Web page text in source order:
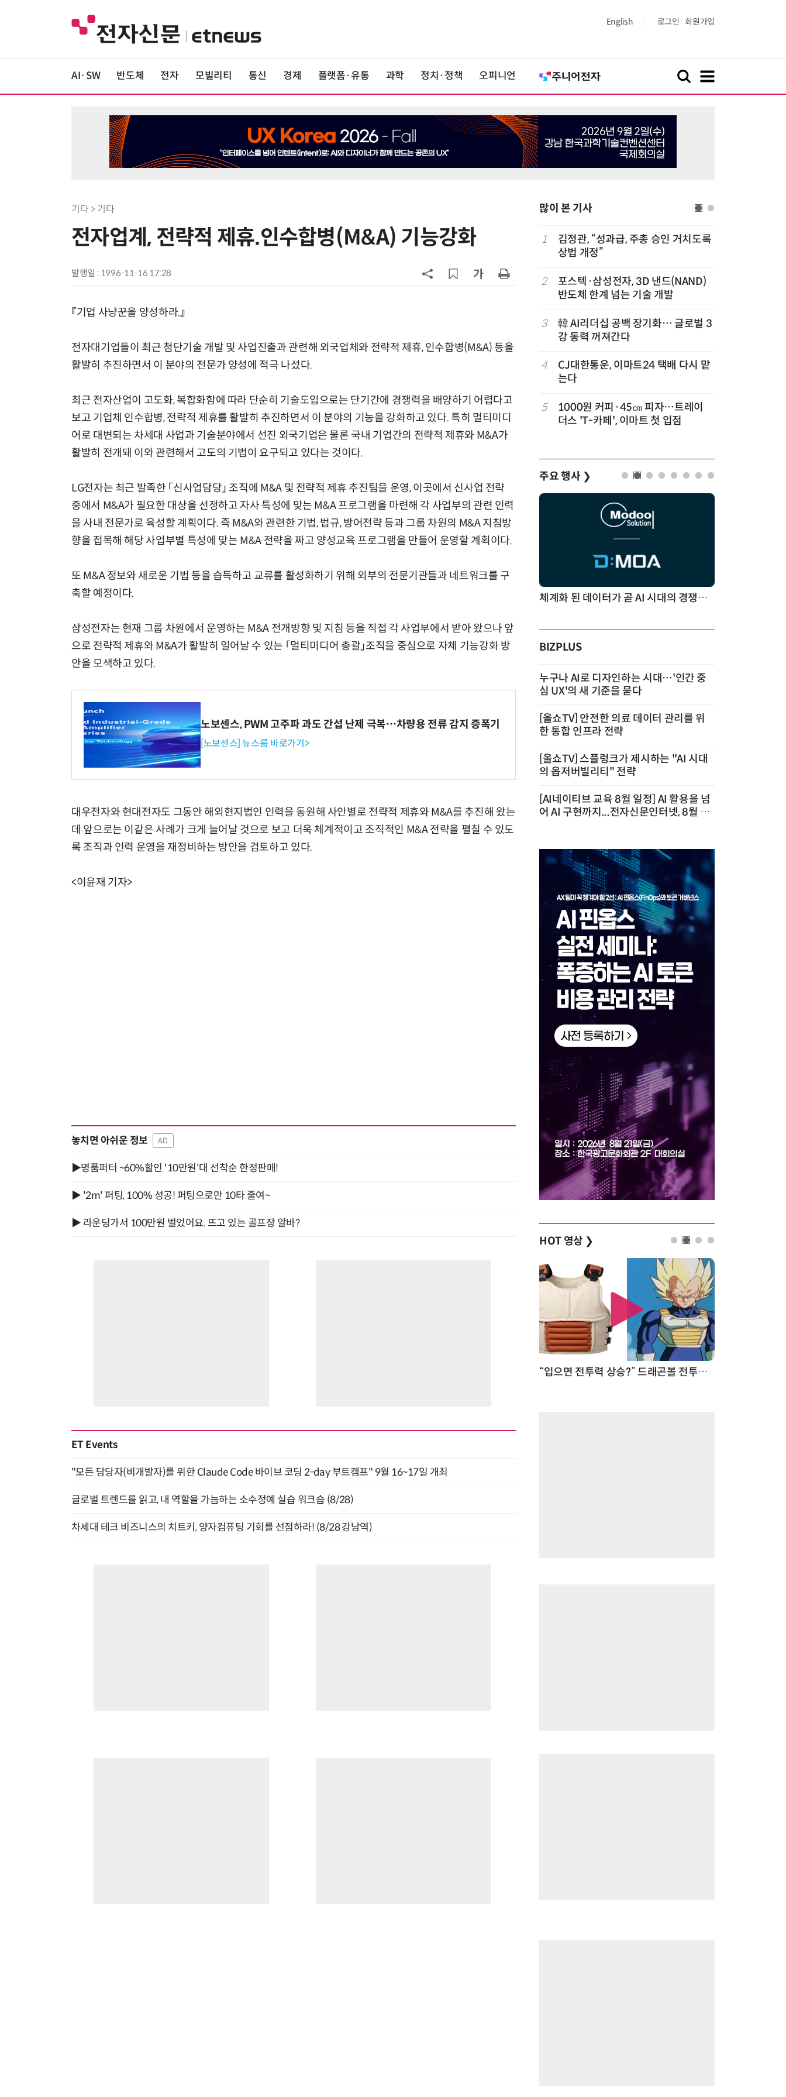
English 로그인 회원가입
AI·SW 반도체 전자 모빌리티 통신 경제 플랫폼·유통 과학 정치·정책 오피니언
기타 > 기타
전자업계, 전략적 제휴.인수합병(M&A) 기능강화
발행일 : 1996-11-16 17:28
『기업 사냥꾼을 양성하라.』
전자대기업들이 최근 첨단기술 개발 및 사업진출과 관련해 외국업체와 전략적 제휴, 인수합병(M&A) 등을
활발히 추진하면서 이 분야의 전문가 양성에 적극 나섰다.
최근 전자산업이 고도화, 복합화함에 따라 단순히 기술도입으로는 단기간에 경쟁력을 배양하기 어렵다고
보고 기업체 인수합병, 전략적 제휴를 활발히 추진하면서 이 분야의 기능을 강화하고 있다. 특히 멀티미디
어로 대변되는 차세대 사업과 기술분야에서 선진 외국기업은 물론 국내 기업간의 전략적 제휴와 M&A가
활발히 전개돼 이와 관련해서 고도의 기법이 요구되고 있다는 것이다.
LG전자는 최근 발족한 「신사업담당」 조직에 M&A 및 전략적 제휴 추진팀을 운영, 이곳에서 신사업 전략
중에서 M&A가 필요한 대상을 선정하고 자사 특성에 맞는 M&A 프로그램을 마련해 각 사업부의 관련 인력
을 사내 전문가로 육성할 계획이다. 즉 M&A와 관련한 기법, 법규, 방어전략 등과 그룹 차원의 M&A 지침방
향을 접목해 해당 사업부별 특성에 맞는 M&A 전략을 짜고 양성교육 프로그램을 만들어 운영할 계획이다.
또 M&A 정보와 새로운 기법 등을 습득하고 교류를 활성화하기 위해 외부의 전문기관들과 네트워크를 구
축할 예정이다.
삼성전자는 현재 그룹 차원에서 운영하는 M&A 전개방향 및 지침 등을 직접 각 사업부에서 받아 왔으나 앞
으로 전략적 제휴와 M&A가 활발히 일어날 수 있는 「멀티미디어 총괄」조직을 중심으로 자체 기능강화 방
안을 모색하고 있다.
노보센스, PWM 고주파 과도 간섭 난제 극복…차량용 전류 감지 증폭기
[노보센스] 뉴스룸 바로가기>
대우전자와 현대전자도 그동안 해외현지법인 인력을 동원해 사안별로 전략적 제휴와 M&A를 추진해 왔는
데 앞으로는 이같은 사례가 크게 늘어날 것으로 보고 더욱 체계적이고 조직적인 M&A 전략을 펼칠 수 있도
록 조직과 인력 운영을 재정비하는 방안을 검토하고 있다.
<이윤재 기자>
놓치면 아쉬운 정보 AD
▶명품퍼터 ~60%할인 '10만원'대 선착순 한정판매!
▶ '2m' 퍼팅, 100% 성공! 퍼팅으로만 10타 줄여~
▶ 라운딩가서 100만원 벌었어요. 뜨고 있는 골프장 알바?
ET Events
"모든 담당자(비개발자)를 위한 Claude Code 바이브 코딩 2-day 부트캠프" 9월 16~17일 개최
글로벌 트렌드를 읽고, 내 역할을 가늠하는 소수정예 실습 워크숍 (8/28)
차세대 테크 비즈니스의 치트키, 양자컴퓨팅 기회를 선점하라! (8/28 강남역)
많이 본 기사
6
산업부, 한화오션·에코프로비엠 등
오픈AI 첫 AI 기기 윤곽…'도넛 모
10
[신차 드라이브] BYD, PHEV '씨라이
언 6 DM-i'
1
김정관, “성과급, 주총 승인 거치도록
상법 개정”
2
포스텍·삼성전자, 3D 낸드(NAND)
반도체 한계 넘는 기술 개발
3
韓 AI리더십 공백 장기화… 글로벌 3
강 동력 꺼져간다
4
CJ대한통운, 이마트24 택배 다시 맡
는다
5
1000원 커피·45㎝ 피자…트레이
더스 'T-카페', 이마트 첫 입점
주요 행사 ❯
체계화 된 데이터가 곧 AI 시대의 경쟁력이다
BIZPLUS
누구나 AI로 디자인하는 시대…'인간 중
심 UX'의 새 기준을 묻다
[올쇼TV] 안전한 의료 데이터 관리를 위
한 통합 인프라 전략
[올쇼TV] 스플렁크가 제시하는 "AI 시대
의 옵저버빌리티" 전략
[AI네이티브 교육 8월 일정] AI 활용을 넘
어 AI 구현까지...전자신문인터넷, 8월 실
HOT 영상 ❯
“입으면 전투력 상승?” 드래곤볼 전투복 닮은 중량조끼